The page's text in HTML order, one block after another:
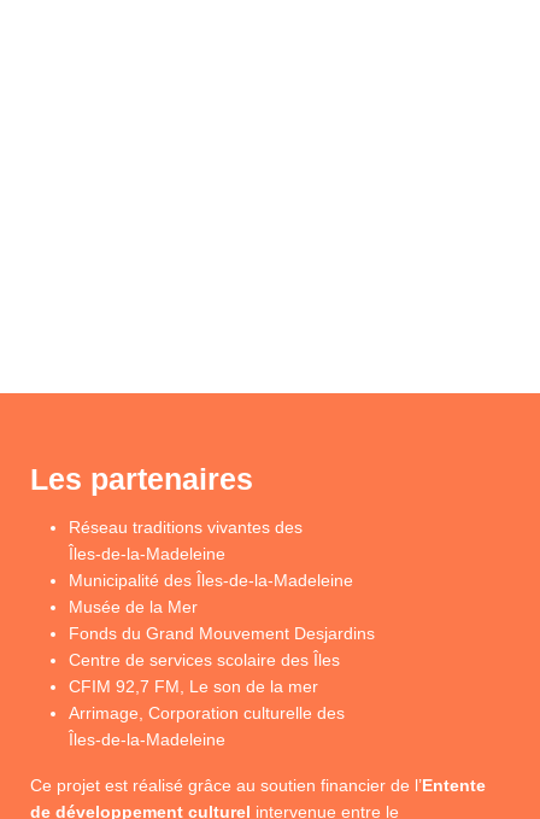
Les partenaires
Réseau traditions vivantes des
Îles-de-la-Madeleine
Municipalité des Îles-de-la-Madeleine
Musée de la Mer
Fonds du Grand Mouvement Desjardins
Centre de services scolaire des Îles
CFIM 92,7 FM, Le son de la mer
Arrimage, Corporation culturelle des
Îles-de-la-Madeleine
Ce projet est réalisé grâce au soutien financier de l’Entente
de développement culturel intervenue entre le